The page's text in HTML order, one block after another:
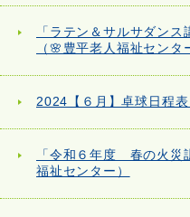
「ラテン＆サルサダン
（🌸豊平老人福祉センタ
2024【６月】卓球日程表
「令和６年度 春の火災
福祉センター）